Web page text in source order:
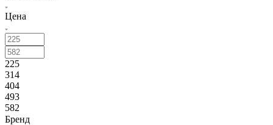
Цена
225
314
404
493
582
Бренд